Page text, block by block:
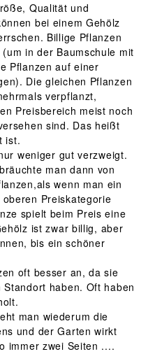
Qualität und
bei einem Gehölz
Billige Pflanzen
in der Baumschule mit
Pflanzen auf einer
Die gleichen Pflanzen
verpflanzt,
Preisbereich meist noch
sind. Das heißt
ist.
weniger gut verzweigt.
man dann von
wenn man ein
Preiskategorie
spielt beim Preis eine
ist zwar billig, aber
bis ein schöner
oft besser an, da sie
haben. Oft haben
man wiederum die
und der Garten wirkt
immer zwei Seiten ....